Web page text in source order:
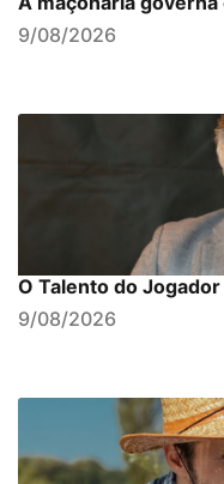
9/08/2026
O Talento do
9/08/2026